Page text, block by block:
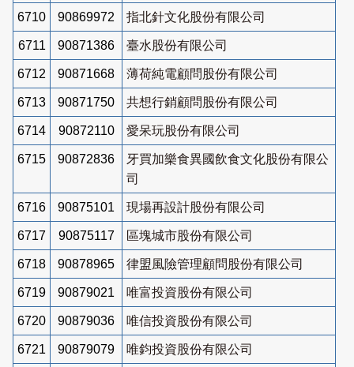
6710 90869972 指北針文化股份有限公司
6711 90871386 臺水股份有限公司
6712 90871668 薄荷純電顧問股份有限公司
6713 90871750 共想行銷顧問股份有限公司
6714 90872110 愛呆玩股份有限公司
6715 90872836
牙買加樂食異國飲食文化股份有限公
司
6716 90875101 現場再設計股份有限公司
6717 90875117 區塊城市股份有限公司
6718 90878965 律盟風險管理顧問股份有限公司
6719 90879021 唯富投資股份有限公司
6720 90879036 唯信投資股份有限公司
6721 90879079 唯鈞投資股份有限公司